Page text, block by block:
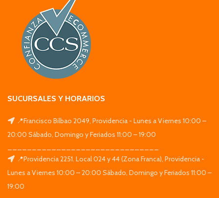
SUCURSALES Y HORARIOS
📍Francisco Bilbao 2049, Providencia - Lunes a Viernes 10:00 –
20:00 Sábado, Domingo y Feriados 11:00 – 19:00
📍Providencia 2251. Local 024 y 44 (Zona Franca), Providencia -
Lunes a Viernes 10:00 – 20:00 Sábado, Domingo y Feriados 11:00 –
19:00